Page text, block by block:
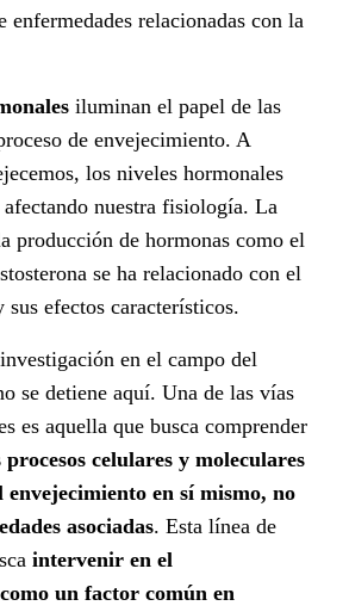
enfermedades relacionadas con la
iluminan el papel de las
de envejecimiento. A
los niveles hormonales
nuestra fisiología. La
producción de hormonas como el
se ha relacionado con el
efectos característicos.
en el campo del
se detiene aquí. Una de las vías
es aquella que busca comprender
celulares y moleculares
envejecimiento en sí mismo, no
asociadas. Esta línea de
intervenir en el
un factor común en